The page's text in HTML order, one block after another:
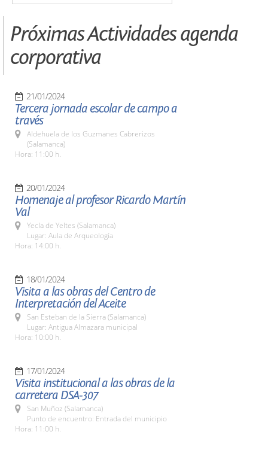
Próximas Actividades agenda
corporativa
21/01/2024
Tercera jornada escolar de campo a
través
Aldehuela de los Guzmanes Cabrerizos
(Salamanca)
Hora: 11:00 h.
20/01/2024
Homenaje al profesor Ricardo Martín
Val
Yecla de Yeltes (Salamanca)
Lugar: Aula de Arqueología
Hora: 14:00 h.
18/01/2024
Visita a las obras del Centro de
Interpretación del Aceite
San Esteban de la Sierra (Salamanca)
Lugar: Antigua Almazara municipal
Hora: 10:00 h.
17/01/2024
Visita institucional a las obras de la
carretera DSA-307
San Muñoz (Salamanca)
Punto de encuentro: Entrada del municipio
Hora: 11:00 h.